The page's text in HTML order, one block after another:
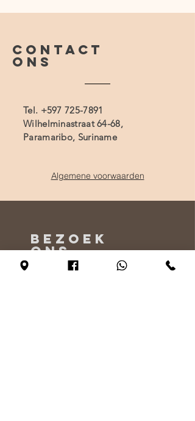
CONTACT
ONS
Tel. +597 725-7891
Wilhelminastraat 64-68,
Paramaribo, Suriname
Algemene voorwaarden
BEZOEK
ONS